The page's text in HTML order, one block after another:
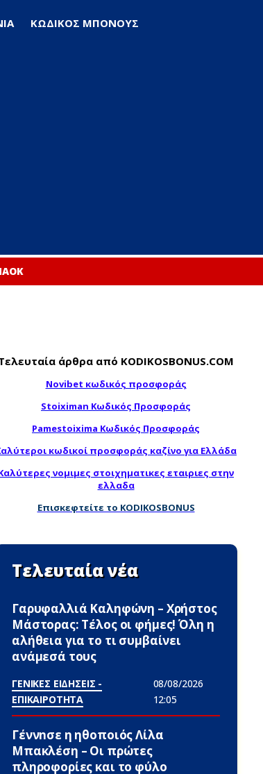
ΚΩΔΙΚΟΣ ΜΠΟΝΟΥΣ
άρθρα από KODIKOSBONUS.COM
Novibet κωδικός προσφοράς
Stoiximan Κωδικός Προσφοράς
Pamestoixima Κωδικός Προσφοράς
κωδικοί προσφοράς καζίνο για Ελλάδα
νομιμες στοιχηματικες εταιριες στην
ελλαδα
Επισκεφτείτε το KODIKOSBONUS
Τελευταία νέα
Γαρυφαλλιά Καληφώνη – Χρήστος
Μάστορας: Τέλος οι φήμες! Όλη η
αλήθεια για το τι συμβαίνει
ανάμεσά τους
ΓΕΝΙΚΕΣ ΕΙΔΗΣΕΙΣ -
ΕΠΙΚΑΙΡΟΤΗΤΑ
08/08/2026
12:05
Γέννnσε η ηθοποιός Λίλα
Μπακλέση – Οι πρώτες
πληροφορίες και το φύλο